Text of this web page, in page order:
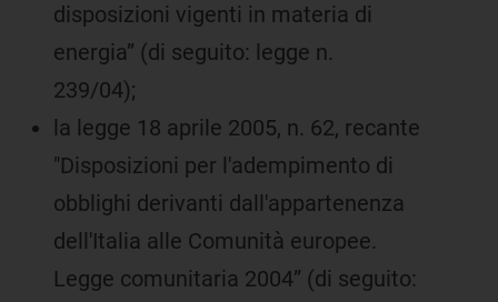
disposizioni vigenti in materia di
energia” (di seguito: legge n.
239/04);
la legge 18 aprile 2005, n. 62, recante
"Disposizioni per l'adempimento di
obblighi derivanti dall'appartenenza
dell'Italia alle Comunità europee.
Legge comunitaria 2004” (di seguito: